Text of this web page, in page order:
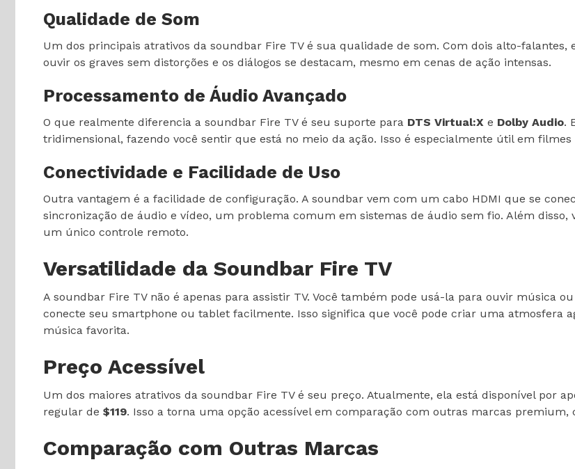
Qualidade de Som
Um dos principais atrativos da soundbar Fire TV é sua qualidade de som. Com dois alto-
ouvir os graves sem distorções e os diálogos se destacam, mesmo em cenas de ação intensas.
Processamento de Áudio Avançado
O que realmente diferencia a soundbar Fire TV é seu suporte para DTS Virtual:X e Dolby Audio.
tridimensional, fazendo você sentir que está no meio da ação. Isso é especialmente útil em
Conectividade e Facilidade de Uso
Outra vantagem é a facilidade de configuração. A soundbar vem com um cabo HDMI que se
sincronização de áudio e vídeo, um problema comum em sistemas de áudio sem fio. Além
um único controle remoto.
Versatilidade da Soundbar Fire TV
A soundbar Fire TV não é apenas para assistir TV. Você também pode usá-la para ouvir música
conecte seu smartphone ou tablet facilmente. Isso significa que você pode criar uma atmosfera
música favorita.
Preço Acessível
Um dos maiores atrativos da soundbar Fire TV é seu preço. Atualmente, ela está disponível por
regular de $119. Isso a torna uma opção acessível em comparação com outras marcas premium,
Comparação com Outras Marcas